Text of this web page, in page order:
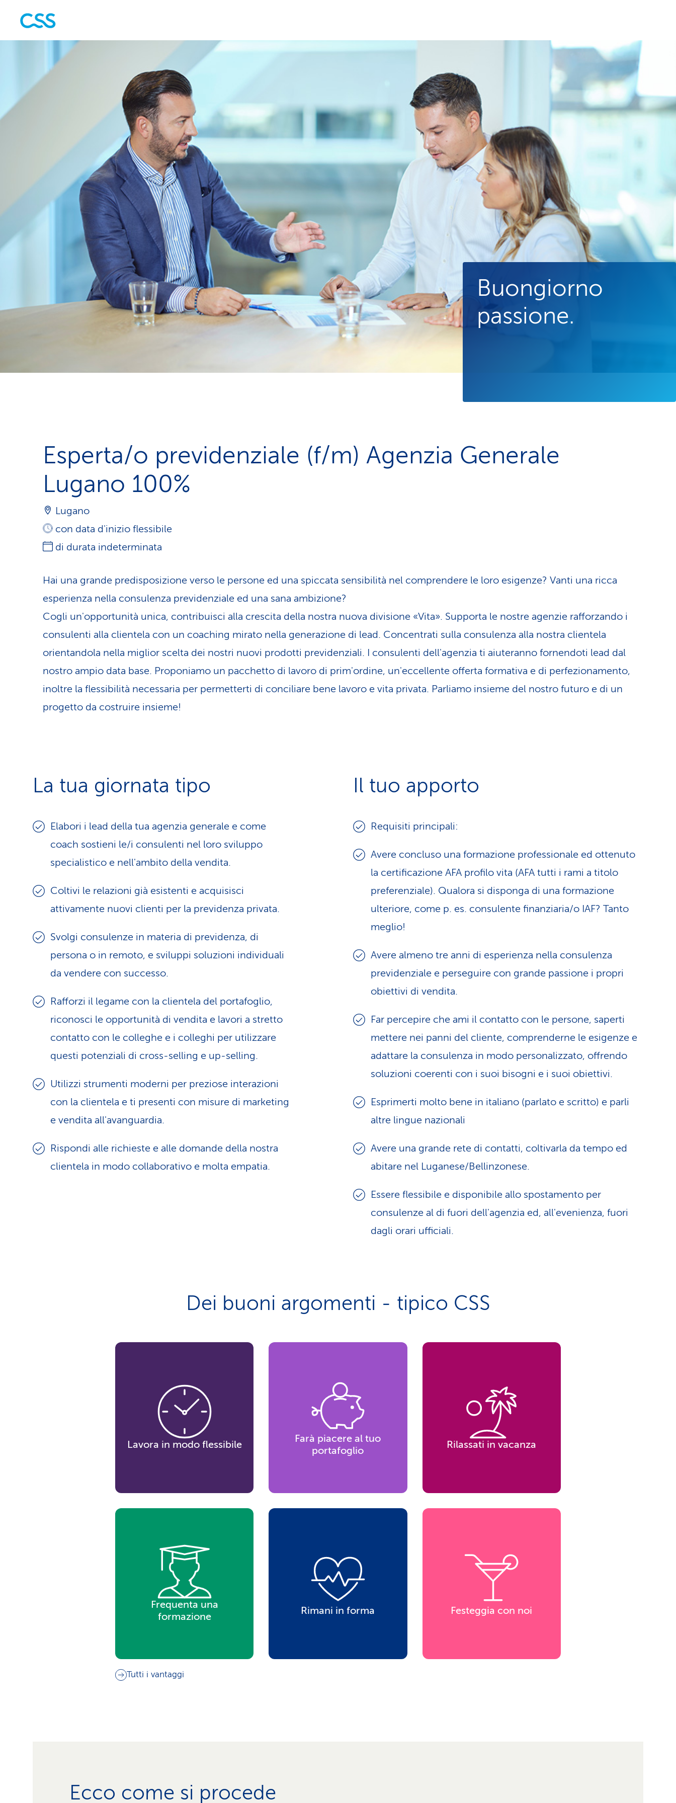
Buongiorno
passione.
Esperta/o previdenziale (f/m) Agenzia Generale
Lugano 100%
Lugano
con data d'inizio flessibile
di durata indeterminata
Hai una grande predisposizione verso le persone ed una spiccata sensibilità nel comprendere le loro esigenze? Vanti una ricca
esperienza nella consulenza previdenziale ed una sana ambizione?
Cogli un'opportunità unica, contribuisci alla crescita della nostra nuova divisione «Vita». Supporta le nostre agenzie rafforzando i
consulenti alla clientela con un coaching mirato nella generazione di lead. Concentrati sulla consulenza alla nostra clientela
orientandola nella miglior scelta dei nostri nuovi prodotti previdenziali. I consulenti dell'agenzia ti aiuteranno fornendoti lead dal
nostro ampio data base. Proponiamo un pacchetto di lavoro di prim'ordine, un'eccellente offerta formativa e di perfezionamento,
inoltre la flessibilità necessaria per permetterti di conciliare bene lavoro e vita privata. Parliamo insieme del nostro futuro e di un
progetto da costruire insieme!
La tua giornata tipo
Elabori i lead della tua agenzia generale e come
coach sostieni le/i consulenti nel loro sviluppo
specialistico e nell'ambito della vendita.
Coltivi le relazioni già esistenti e acquisisci
attivamente nuovi clienti per la previdenza privata.
Svolgi consulenze in materia di previdenza, di
persona o in remoto, e sviluppi soluzioni individuali
da vendere con successo.
Rafforzi il legame con la clientela del portafoglio,
riconosci le opportunità di vendita e lavori a stretto
contatto con le colleghe e i colleghi per utilizzare
questi potenziali di cross-selling e up-selling.
Utilizzi strumenti moderni per preziose interazioni
con la clientela e ti presenti con misure di marketing
e vendita all'avanguardia.
Rispondi alle richieste e alle domande della nostra
clientela in modo collaborativo e molta empatia.
Il tuo apporto
Requisiti principali:
Avere concluso una formazione professionale ed ottenuto
la certificazione AFA profilo vita (AFA tutti i rami a titolo
preferenziale). Qualora si disponga di una formazione
ulteriore, come p. es. consulente finanziaria/o IAF? Tanto
meglio!
Avere almeno tre anni di esperienza nella consulenza
previdenziale e perseguire con grande passione i propri
obiettivi di vendita.
Far percepire che ami il contatto con le persone, saperti
mettere nei panni del cliente, comprenderne le esigenze e
adattare la consulenza in modo personalizzato, offrendo
soluzioni coerenti con i suoi bisogni e i suoi obiettivi.
Esprimerti molto bene in italiano (parlato e scritto) e parli
altre lingue nazionali
Avere una grande rete di contatti, coltivarla da tempo ed
abitare nel Luganese/Bellinzonese.
Essere flessibile e disponibile allo spostamento per
consulenze al di fuori dell'agenzia ed, all'evenienza, fuori
dagli orari ufficiali.
Dei buoni argomenti - tipico CSS
Lavora in modo flessibile
Farà piacere al tuo
portafoglio
Rilassati in vacanza
Frequenta una
formazione
Rimani in forma Festeggia con noi
Tutti i vantaggi
Ecco come si procede